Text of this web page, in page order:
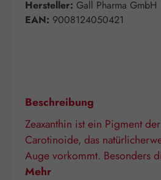
Hersteller: Gall Pharma GmbH
EAN: 9008124050421
Beschreibung
Zeaxanthin ist ein Pigment
Carotinoide, das
Auge vorkommt. Besonders
Mehr